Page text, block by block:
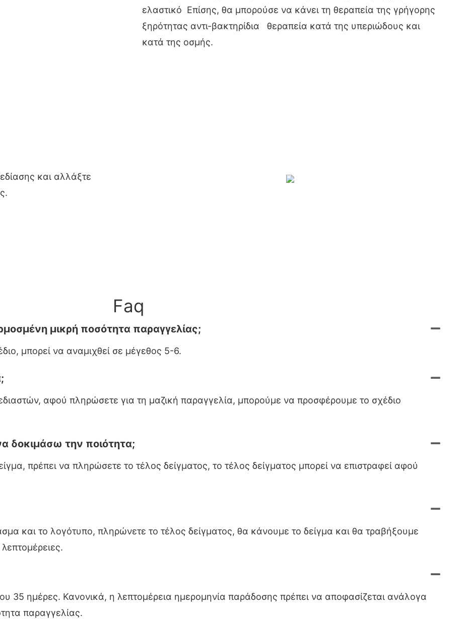
ελαστικό Επίσης, θα μπορούσε να κάνει τη θεραπεία της γρήγορης
ξηρότητας αντι-βακτηρίδια θεραπεία κατά της υπεριώδους και
κατά της οσμής.
και αλλάξτε
Faq
μικρή ποσότητα παραγγελίας;
μπορεί να αναμιχθεί σε μέγεθος 5-6.
αφού πληρώσετε για τη μαζική παραγγελία, μπορούμε να προσφέρουμε το σχέδιο
δοκιμάσω την ποιότητα;
πρέπει να πληρώσετε το τέλος δείγματος, το τέλος δείγματος μπορεί να επιστραφεί αφού
και το λογότυπο, πληρώνετε το τέλος δείγματος, θα κάνουμε το δείγμα και θα τραβήξουμε
35 ημέρες. Κανονικά, η λεπτομέρεια ημερομηνία παράδοσης πρέπει να αποφασίζεται ανάλογα
παραγγελίας.